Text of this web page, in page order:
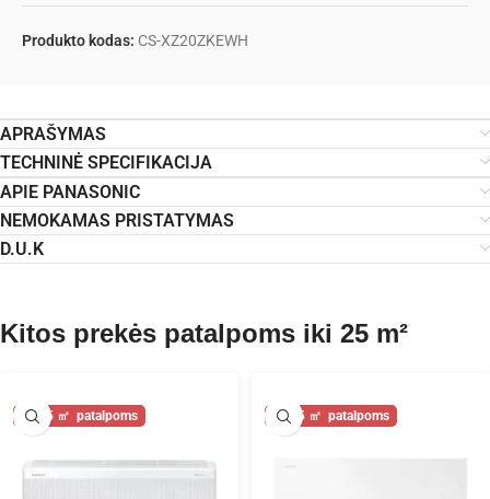
Produkto kodas: CS-XZ20ZKEWH
APRAŠYMAS
TECHNINĖ SPECIFIKACIJA
APIE PANASONIC
NEMOKAMAS PRISTATYMAS
D.U.K
Kitos prekės patalpoms iki 25 m²
25 25